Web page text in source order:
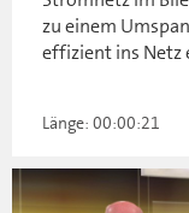
zu einem
effizient ins Netz
Länge: 00:00:21